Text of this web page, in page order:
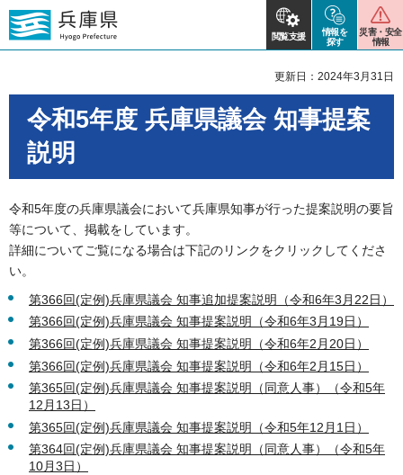
閲覧支援
情報を
探す
災害・安全
情報
更新日：2024年3月31日
令和5年度 兵庫県議会 知事提案
説明
令和5年度の兵庫県議会において兵庫県知事が行った提案説明の要旨
等について、掲載をしています。
詳細についてご覧になる場合は下記のリンクをクリックしてくださ
い。
第366回(定例)兵庫県議会 知事追加提案説明（令和6年3月22日）
第366回(定例)兵庫県議会 知事提案説明（令和6年3月19日）
第366回(定例)兵庫県議会 知事提案説明（令和6年2月20日）
第366回(定例)兵庫県議会 知事提案説明（令和6年2月15日）
第365回(定例)兵庫県議会 知事提案説明（同意人事）（令和5年
12月13日）
第365回(定例)兵庫県議会 知事提案説明（令和5年12月1日）
第364回(定例)兵庫県議会 知事提案説明（同意人事）（令和5年
10月3日）